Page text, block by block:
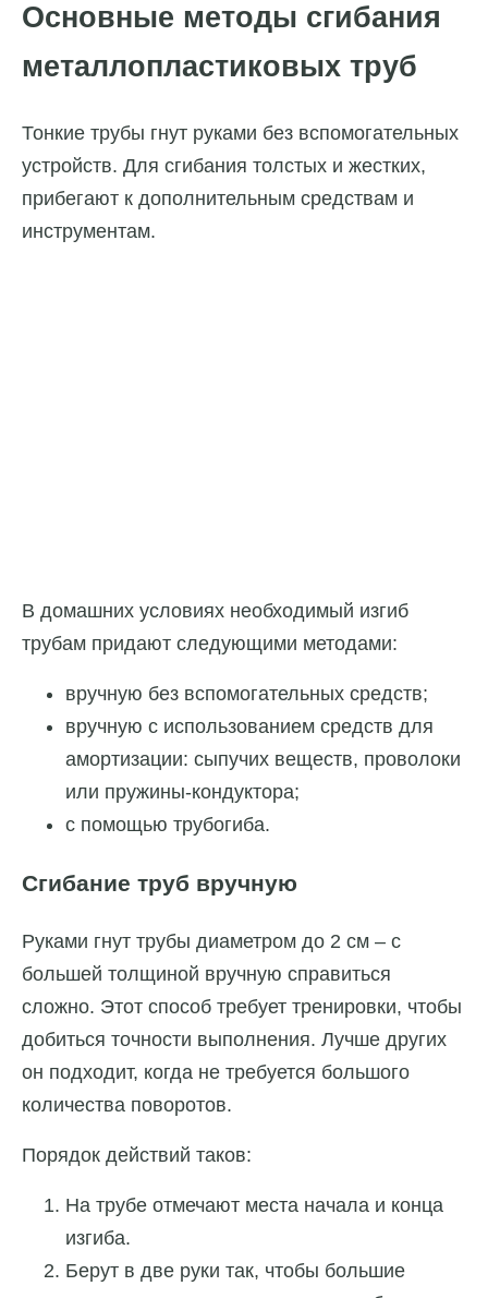
Основные методы сгибания
металлопластиковых труб
Тонкие трубы гнут руками без вспомогательных
устройств. Для сгибания толстых и жестких,
прибегают к дополнительным средствам и
инструментам.
В домашних условиях необходимый изгиб
трубам придают следующими методами:
вручную без вспомогательных средств;
вручную с использованием средств для
амортизации: сыпучих веществ, проволоки
или пружины-кондуктора;
с помощью трубогиба.
Сгибание труб вручную
Руками гнут трубы диаметром до 2 см – с
большей толщиной вручную справиться
сложно. Этот способ требует тренировки, чтобы
добиться точности выполнения. Лучше других
он подходит, когда не требуется большого
количества поворотов.
Порядок действий таков:
На трубе отмечают места начала и конца
изгиба.
Берут в две руки так, чтобы большие